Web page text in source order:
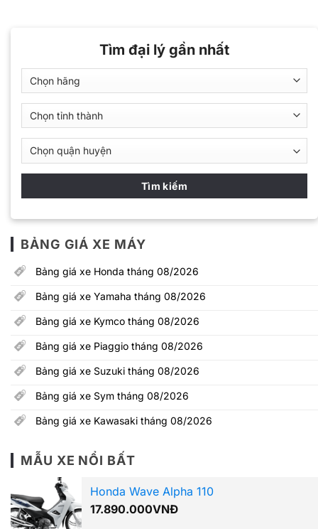
Tìm đại lý gần nhất
BẢNG GIÁ XE MÁY
Bảng giá xe Honda tháng 08/2026
Bảng giá xe Yamaha tháng 08/2026
Bảng giá xe Kymco tháng 08/2026
Bảng giá xe Piaggio tháng 08/2026
Bảng giá xe Suzuki tháng 08/2026
Bảng giá xe Sym tháng 08/2026
Bảng giá xe Kawasaki tháng 08/2026
MẪU XE NỔI BẤT
Honda Wave Alpha 110
17.890.000VNĐ